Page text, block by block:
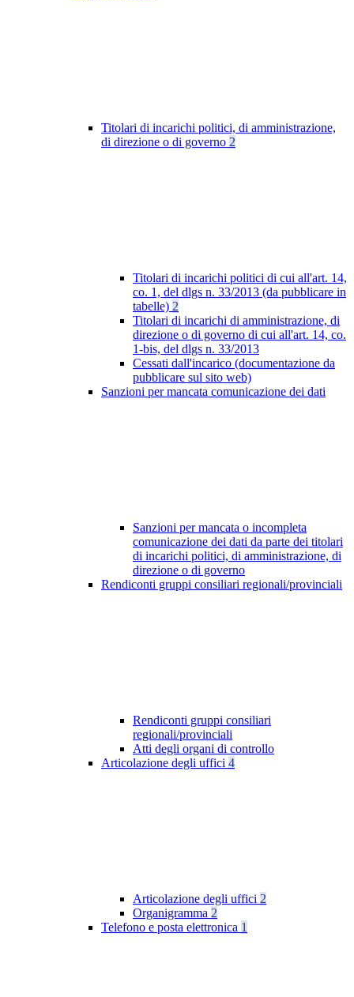
Titolari di incarichi politici, di amministrazione,
di direzione o di governo 2
Titolari di incarichi politici di cui all'art. 14,
co. 1, del dlgs n. 33/2013 (da pubblicare in
tabelle) 2
Titolari di incarichi di amministrazione, di
direzione o di governo di cui all'art. 14, co.
1-bis, del dlgs n. 33/2013
Cessati dall'incarico (documentazione da
pubblicare sul sito web)
Sanzioni per mancata comunicazione dei dati
Sanzioni per mancata o incompleta
comunicazione dei dati da parte dei titolari
di incarichi politici, di amministrazione, di
direzione o di governo
Rendiconti gruppi consiliari regionali/provinciali
Rendiconti gruppi consiliari
regionali/provinciali
Atti degli organi di controllo
Articolazione degli uffici 4
Articolazione degli uffici 2
Organigramma 2
Telefono e posta elettronica 1